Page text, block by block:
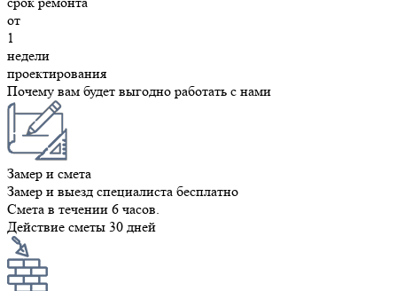
от
1
недели
проектирования
Почему вам будет выгодно работать с нами
Замер и смета
Замер и выезд специалиста бесплатно
Смета в течении 6 часов.
Действие сметы 30 дней